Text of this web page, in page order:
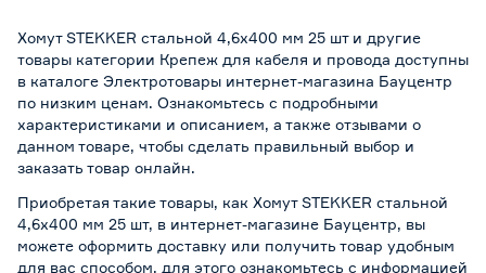
Хомут STEKKER стальной 4,6х400 мм 25 шт и другие
товары категории Крепеж для кабеля и провода доступны
в каталоге Электротовары интернет-магазина Бауцентр
по низким ценам. Ознакомьтесь с подробными
характеристиками и описанием, а также отзывами о
данном товаре, чтобы сделать правильный выбор и
заказать товар онлайн.
Приобретая такие товары, как Хомут STEKKER стальной
4,6х400 мм 25 шт, в интернет-магазине Бауцентр, вы
можете оформить доставку или получить товар удобным
для вас способом, для этого ознакомьтесь с информацией